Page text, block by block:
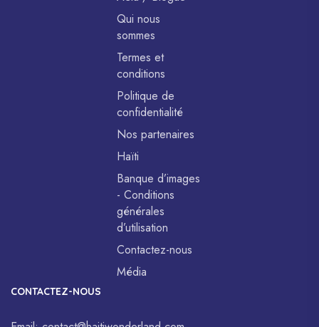
Qui nous
sommes
Termes et
conditions
Politique de
confidentialité
Nos partenaires
Haïti
Banque d’images
- Conditions
générales
d’utilisation
Contactez-nous
Média
CONTACTEZ-NOUS